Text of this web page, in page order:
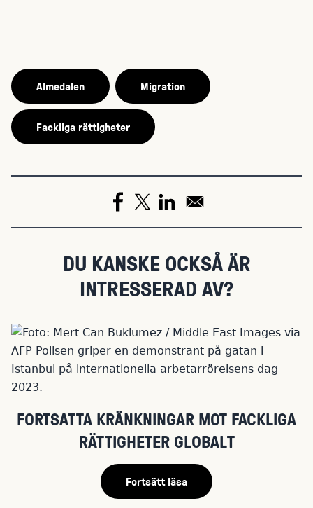
Almedalen Migration
Fackliga rättigheter
DU KANSKE OCKSÅ ÄR
INTRESSERAD AV?
FORTSATTA KRÄNKNINGAR MOT FACKLIGA
RÄTTIGHETER GLOBALT
Fortsätt läsa